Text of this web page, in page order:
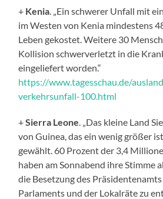
+ Kenia . „Ein schwerer Unfall mit
im Westen von Kenia mindestens
Leben gekostet. Weitere 30
Kollision schwerverletzt in die
eingeliefert worden.“
https://www.tagesschau.de/
verkehrsunfall-100.html
+Sierra Leone . „Das kleine Land
von Guinea, das ein wenig größer
gewählt. 60 Prozent der 3,4
haben am Sonnabend ihre Stimme
die Besetzung des
Parlaments und der Lokalräte zu